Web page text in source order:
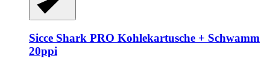
Sicce Shark PRO Kohlekartusche + Schwamm
20ppi